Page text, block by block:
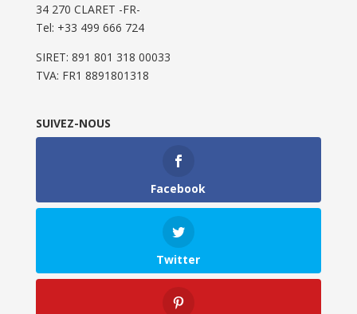
34 270 CLARET -FR-
Tel: ‭+33 499 666 724‬
SIRET: 891 801 318 00033
TVA: FR1 8891801318
SUIVEZ-NOUS
Facebook
Twitter